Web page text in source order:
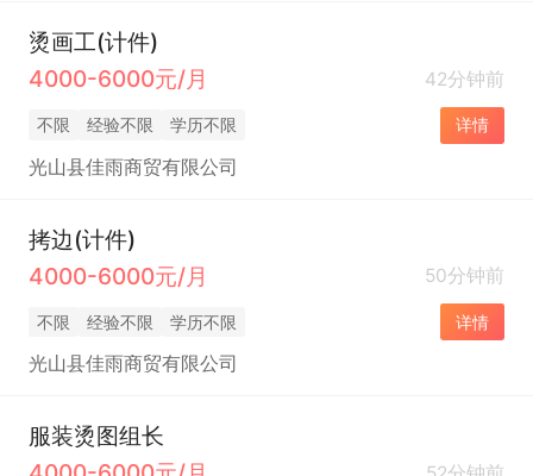
烫画工(计件)
4000-6000元/月
42分钟前
不限 经验不限 学历不限 详情
光山县佳雨商贸有限公司
拷边(计件)
4000-6000元/月
50分钟前
不限 经验不限 学历不限 详情
光山县佳雨商贸有限公司
服装烫图组长